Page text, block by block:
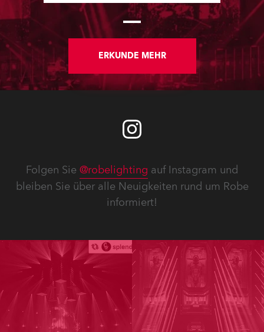
ERKUNDE MEHR
Folgen Sie @robelighting auf Instagram und
bleiben Sie über alle Neuigkeiten rund um Robe
informiert!